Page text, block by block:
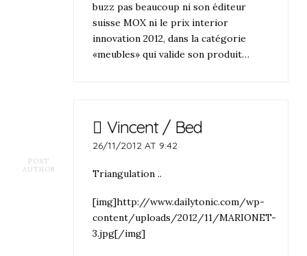
buzz pas beaucoup ni son éditeur
suisse MOX ni le prix interior
innovation 2012, dans la catégorie
«meubles» qui valide son produit…
POST
AUTHOR
Vincent / Bed
26/11/2012 AT 9:42
Triangulation ..
[img]http://www.dailytonic.com/wp-
content/uploads/2012/11/MARIONET-
3.jpg[/img]